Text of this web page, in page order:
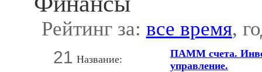
Рейтинг за: все время,
21 Название:
ПАММ счета.
управление.